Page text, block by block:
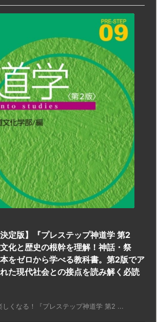
決定版】『プレステップ神道学 第2
化と歴史の根幹を理解！神話・祭
をゼロから学べる教科書。第2版でア
た現代社会との接点を読み解く必読
しくなる！『プレステップ神道学 第2 ...